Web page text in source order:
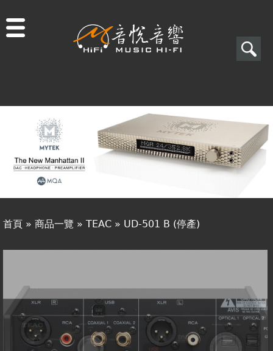
搜
表
單
搜
尋
商品一覽
二手專區
視聽專欄
購物須知
線上商城
您
這
裡
首頁 » 商品一覽 » TEAC » UD-501 B (停產)